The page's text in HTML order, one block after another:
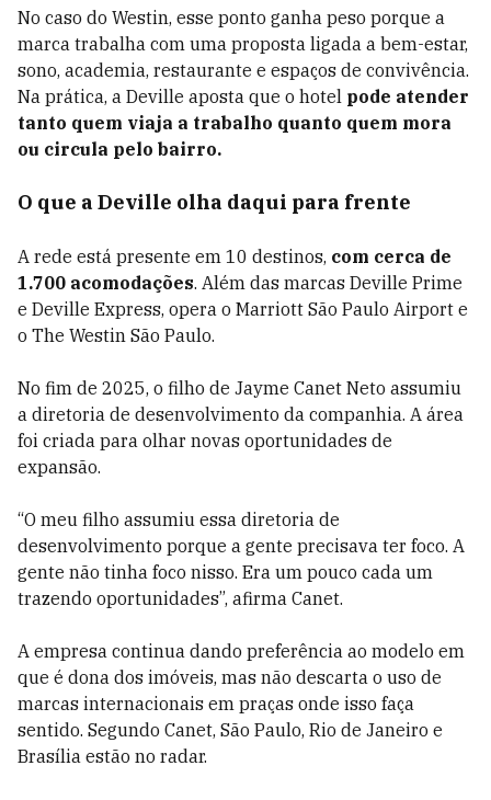
No caso do Westin, esse ponto ganha peso porque a
marca trabalha com uma proposta ligada a bem-estar,
sono, academia, restaurante e espaços de convivência.
Na prática, a Deville aposta que o hotel pode atender
tanto quem viaja a trabalho quanto quem mora
ou circula pelo bairro.
O que a Deville olha daqui para frente
A rede está presente em 10 destinos, com cerca de
1.700 acomodações. Além das marcas Deville Prime
e Deville Express, opera o Marriott São Paulo Airport e
o The Westin São Paulo.
No fim de 2025, o filho de Jayme Canet Neto assumiu
a diretoria de desenvolvimento da companhia. A área
foi criada para olhar novas oportunidades de
expansão.
“O meu filho assumiu essa diretoria de
desenvolvimento porque a gente precisava ter foco. A
gente não tinha foco nisso. Era um pouco cada um
trazendo oportunidades”, afirma Canet.
A empresa continua dando preferência ao modelo em
que é dona dos imóveis, mas não descarta o uso de
marcas internacionais em praças onde isso faça
sentido. Segundo Canet, São Paulo, Rio de Janeiro e
Brasília estão no radar.